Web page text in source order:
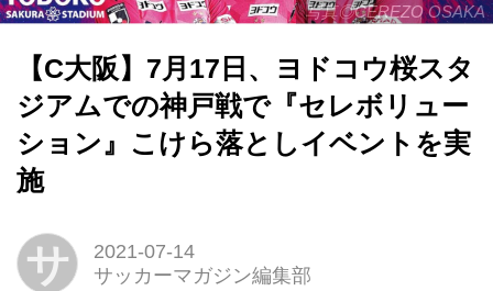
写真◎CEREZO OSAKA
【C大阪】7月17日、ヨドコウ桜スタ
ジアムでの神戸戦で『セレボリュー
ション』こけら落としイベントを実
施
サ
2021-07-14
サッカーマガジン編集部